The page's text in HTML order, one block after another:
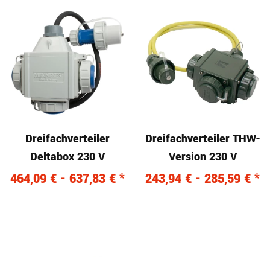
Dreifachverteiler
Deltabox 230 V
464,09 € - 637,83 € *
Dreifachverteiler THW-
Version 230 V
243,94 € - 285,59 € *